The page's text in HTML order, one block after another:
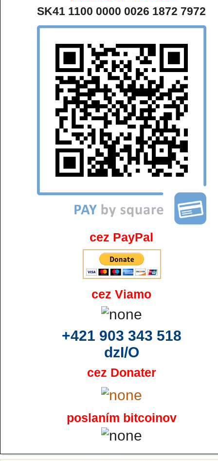
SK41 1100 0000 0026 1872 7972
cez PayPal
cez Viamo
+421 903 343 518
dzI/O
cez Donater
poslaním bitcoinov